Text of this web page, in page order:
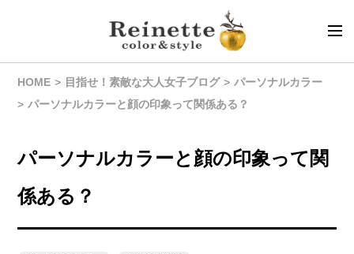
HOME 目指せ！素敵な大人女子ブログ
パーソナルカラー
パーソナルカラーと顔の印象って関係ある？
パーソナルカラーと顔の印象って関
係ある？